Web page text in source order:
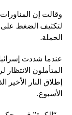
وقالت إن
لتكثيف الضغط
الحملة.
عندما شددت
المتأملون
إطلاق النار
الأسبوع.